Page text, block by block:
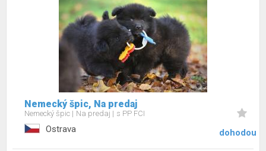
Nemecký špic, Na predaj
Nemecký špic Na predaj s PP FCI
Ostrava dohodou